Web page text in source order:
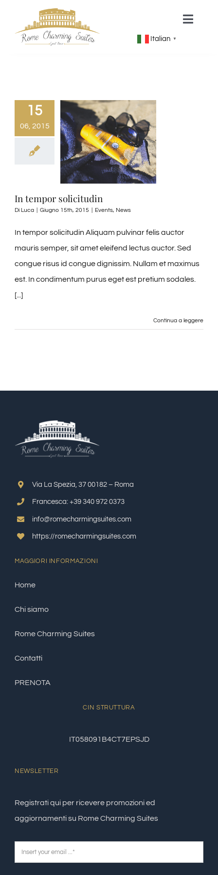
contenuto
Toggle
ROME CHARMING SUITES
CONTATTI
Italian ▼
15
06, 2015
In tempor solicitudin
Di Luca Giugno 15th, 2015 Events, News
In tempor solicitudin Aliquam pulvinar felis auctor
mauris semper, sit amet eleifend lectus auctor. Sed
congue risus id congue dignissim. Nullam et maximus
est. In condimentum purus eget est pretium sodales.
[...]
Continua a leggere
Via La Spezia, 37 00182 – Roma
Francesca: +39 340 972 0373
info@romecharmingsuites.com
https://romecharmingsuites.com
MAGGIORI INFORMAZIONI
Home
Chi siamo
Rome Charming Suites
Contatti
PRENOTA
CIN STRUTTURA
IT058091B4CT7EPSJD
NEWSLETTER
Registrati qui per ricevere promozioni ed
aggiornamenti su Rome Charming Suites